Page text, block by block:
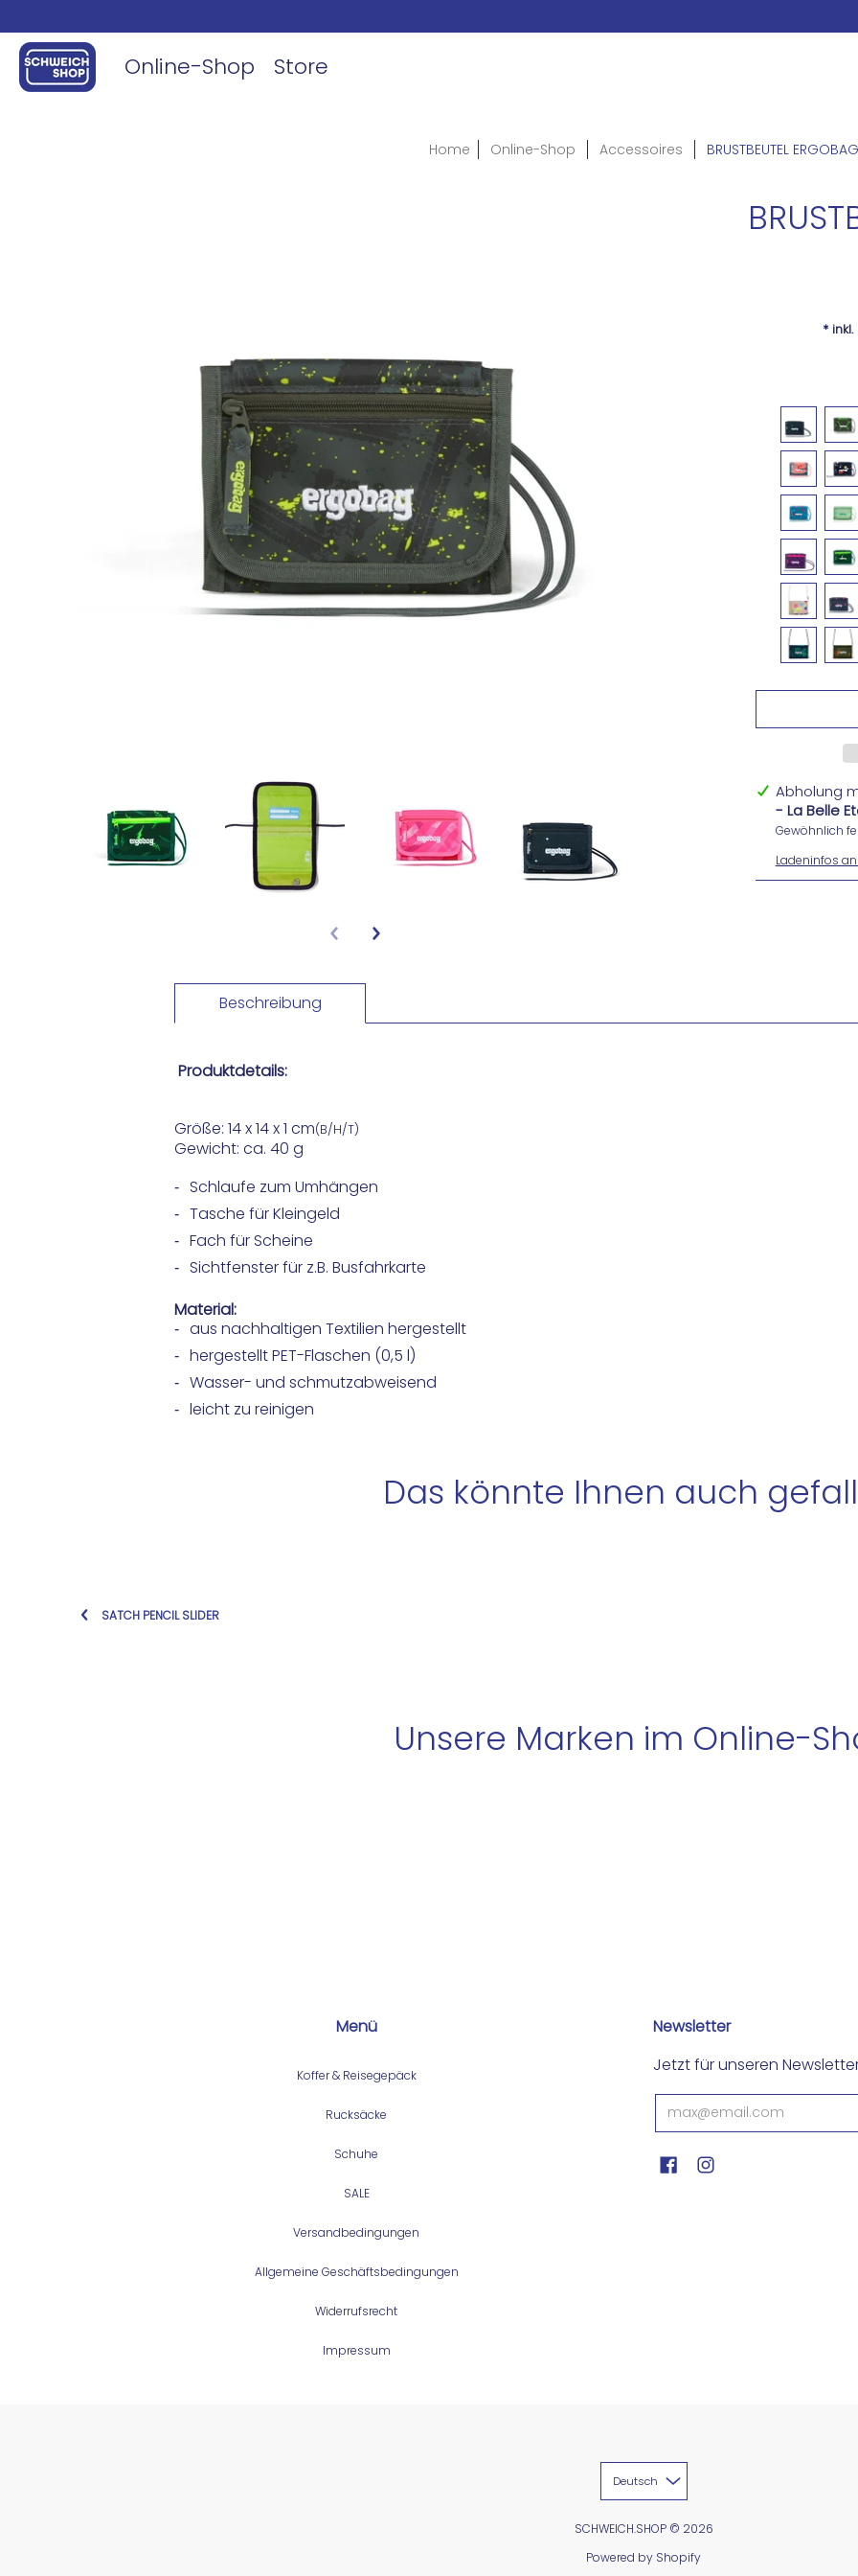
Online-Shop Store
Home Online-Shop Accessoires BRUSTBEUTEL ERGOBAG
* inkl.
Abholung
- La Belle
Gewöhnlich
Ladeninfos
Beschreibung
Produktdetails:
Größe: 14x 14 x 1 cm(B/H/T)
Gewicht: ca. 40 g
Schlaufe zum Umhängen
Tasche für Kleingeld
Fach für Scheine
Sichtfenster für z.B. Busfahrkarte
Material:
aus nachhaltigen Textilien hergestellt
hergestellt PET-Flaschen (0,5 l)
Wasser- und schmutzabweisend
leicht zu reinigen
Das könnte Ihnen auch
SATCH PENCIL SLIDER
Unsere Marken im Online-
Menü
Koffer & Reisegepäck
Rucksäcke
Schuhe
SALE
Versandbedingungen
Allgemeine Geschäftsbedingungen
Widerrufsrecht
Impressum
Newsletter
Jetzt für unseren
Deutsch
SCHWEICH.SHOP© 2026
Powered by Shopify